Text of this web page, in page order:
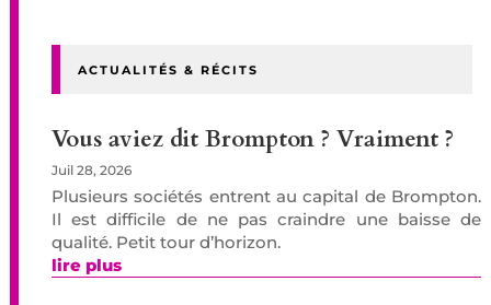
ACTUALITÉS & RÉCITS
Vous aviez dit Brompton ? Vraiment ?
Juil 28, 2026
Plusieurs sociétés entrent au capital de Brompton.
Il est difficile de ne pas craindre une baisse de
qualité. Petit tour d’horizon.
lire plus